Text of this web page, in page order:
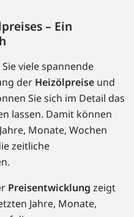
– Ein
viele spannende
der Heizölpreise und
Sie sich im Detail das
lassen. Damit können
Monate, Wochen
zeitliche
Preisentwicklung zeigt
Jahre, Monate,